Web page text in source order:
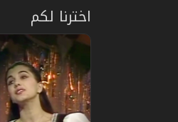
اخترنا لكم